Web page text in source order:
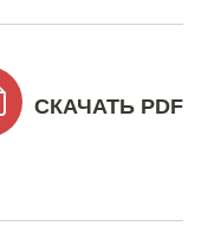
СКАЧАТЬ PDF